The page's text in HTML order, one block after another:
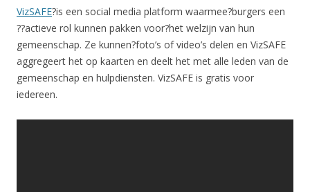
VizSAFE?is een social media platform waarmee?burgers een
??actieve rol kunnen pakken voor?het welzijn van hun
gemeenschap. Ze kunnen?foto’s of video’s delen en VizSAFE
aggregeert het op kaarten en deelt het met alle leden van de
gemeenschap en hulpdiensten. VizSAFE is gratis voor
iedereen.